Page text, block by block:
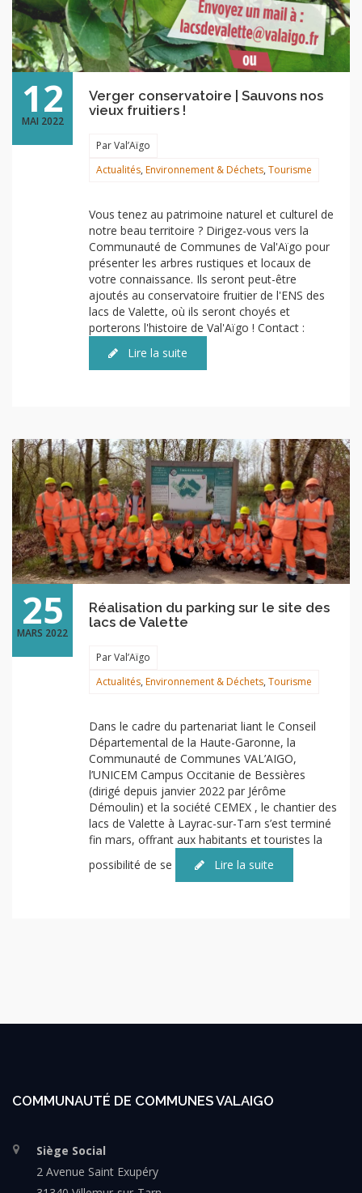
12
MAI 2022
Verger conservatoire | Sauvons nos
vieux fruitiers !
Par Val’Aïgo
Actualités, Environnement & Déchets, Tourisme
Vous tenez au patrimoine naturel et culturel de
notre beau territoire ? Dirigez-vous vers la
Communauté de Communes de Val'Aïgo pour
présenter les arbres rustiques et locaux de
votre connaissance. Ils seront peut-être
ajoutés au conservatoire fruitier de l'ENS des
lacs de Valette, où ils seront choyés et
porterons l'histoire de Val'Aïgo ! Contact :
Lire la suite
25
MARS 2022
Réalisation du parking sur le site des
lacs de Valette
Par Val’Aïgo
Actualités, Environnement & Déchets, Tourisme
Dans le cadre du partenariat liant le Conseil
Départemental de la Haute-Garonne, la
Communauté de Communes VAL’AIGO,
l’UNICEM Campus Occitanie de Bessières
(dirigé depuis janvier 2022 par Jérôme
Démoulin) et la société CEMEX , le chantier des
lacs de Valette à Layrac-sur-Tarn s’est terminé
fin mars, offrant aux habitants et touristes la
possibilité de se
Lire la suite
COMMUNAUTÉ DE COMMUNES VALAIGO
Siège Social
2 Avenue Saint Exupéry